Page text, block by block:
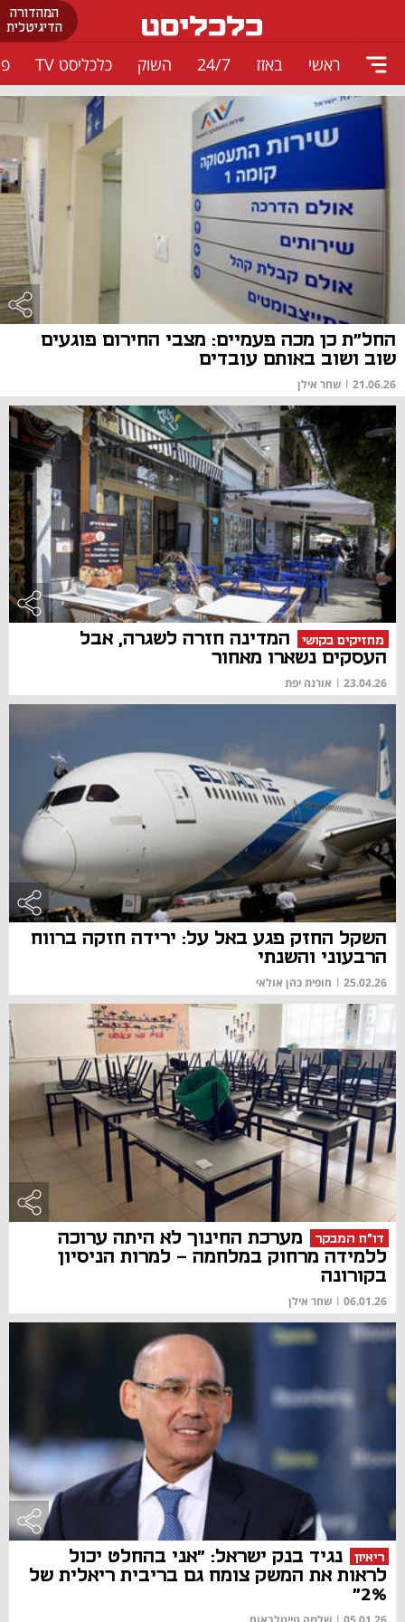
המהדורה
הדיגיטלית
ראשי באזז 24/7 השוק כלכליסט TV
החל"ת כן מכה פעמיים: מצבי החירום פוגעים
שוב ושוב באותם עובדים
21.06.26
| שחר אילן
מחזיקים בקושי
המדינה חזרה לשגרה, אבל
העסקים נשארו מאחור
23.04.26
| אורנה יפת
השקל החזק פגע באל על: ירידה חזקה ברווח
הרבעוני והשנתי
25.02.26
| חופית כהן אולאי
דו"ח המבקר
מערכת החינוך לא היתה ערוכה
ללמידה מרחוק במלחמה - למרות הניסיון
בקורונה
06.01.26
| שחר אילן
ריאיון
נגיד בנק ישראל: "אני בהחלט יכול
לראות את המשק צומח גם בריבית ריאלית של
2%"
|